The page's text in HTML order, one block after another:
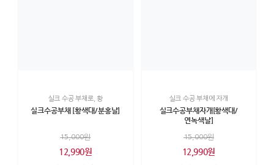
실크 수공 부채로, 황
실크수공부채 [황색대/분홍날]
15,000원
12,990원
실크 수공 부채에 자개
실크수공부채자개[황색대/
연녹색날]
15,000원
12,990원